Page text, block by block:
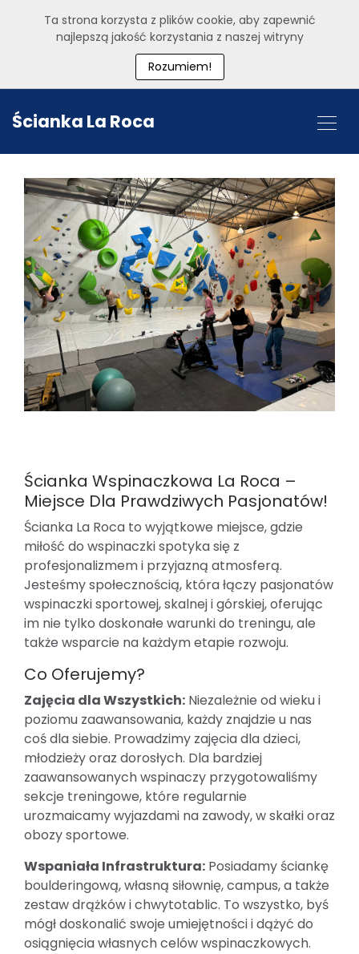
Ta strona korzysta z plików cookie, aby zapewnić
najlepszą jakość korzystania z naszej witryny
Rozumiem!
Ścianka La Roca
Ścianka Wspinaczkowa La Roca –
Miejsce Dla Prawdziwych Pasjonatów!
Ścianka La Roca to wyjątkowe miejsce, gdzie
miłość do wspinaczki spotyka się z
profesjonalizmem i przyjazną atmosferą.
Jesteśmy społecznością, która łączy pasjonatów
wspinaczki sportowej, skalnej i górskiej, oferując
im nie tylko doskonałe warunki do treningu, ale
także wsparcie na każdym etapie rozwoju.
Co Oferujemy?
Zajęcia dla Wszystkich: Niezależnie od wieku i
poziomu zaawansowania, każdy znajdzie u nas
coś dla siebie. Prowadzimy zajęcia dla dzieci,
młodzieży oraz dorosłych. Dla bardziej
zaawansowanych wspinaczy przygotowaliśmy
sekcje treningowe, które regularnie
urozmaicamy wyjazdami na zawody, w skałki oraz
obozy sportowe.
Wspaniała Infrastruktura: Posiadamy ściankę
boulderingową, własną siłownię, campus, a także
zestaw drążków i chwytotablic. To wszystko, byś
mógł doskonalić swoje umiejętności i dążyć do
osiągnięcia własnych celów wspinaczkowych.